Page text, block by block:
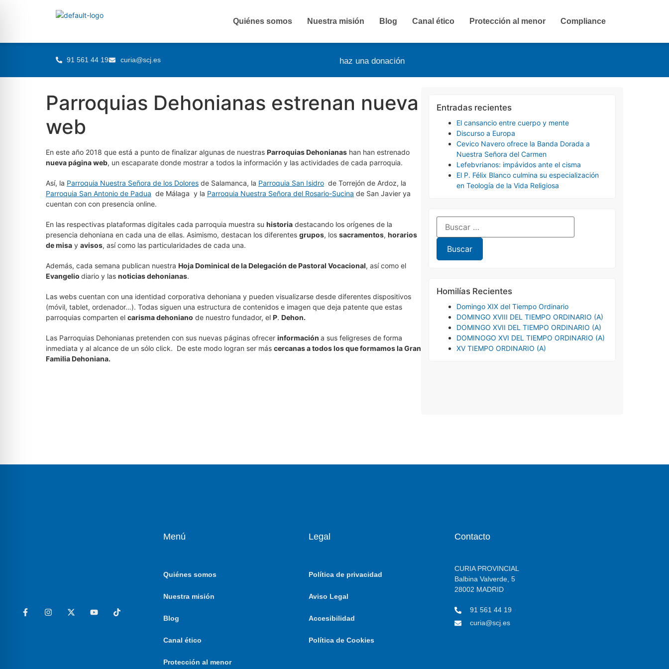
91 561 44 19 curia@scj.es haz una donación
Quiénes somos Nuestra misión Blog Canal ético Protección al menor Compliance
Parroquias Dehonianas estrenan nueva
web
En este año 2018 que está a punto de finalizar algunas de nuestras Parroquias Dehonianas han han estrenado
nueva página web, un escaparate donde mostrar a todos la información y las actividades de cada parroquia.
Así, la Parroquia Nuestra Señora de los Dolores de Salamanca, la Parroquia San Isidro de Torrejón de Ardoz, la
Parroquia San Antonio de Padua de Málaga y la Parroquia Nuestra Señora del Rosario-Sucina de San Javier ya
cuentan con con presencia online.
En las respectivas plataformas digitales cada parroquia muestra su historia destacando los orígenes de la
presencia dehoniana en cada una de ellas. Asimismo, destacan los diferentes grupos, los sacramentos, horarios
de misa y avisos, así como las particularidades de cada una.
Además, cada semana publican nuestra Hoja Dominical de la Delegación de Pastoral Vocacional, así como el
Evangelio diario y las noticias dehonianas.
Las webs cuentan con una identidad corporativa dehoniana y pueden visualizarse desde diferentes dispositivos
(móvil, tablet, ordenador…). Todas siguen una estructura de contenidos e imagen que deja patente que estas
parroquias comparten el carisma dehoniano de nuestro fundador, el P. Dehon.
Las Parroquias Dehonianas pretenden con sus nuevas páginas ofrecer información a sus feligreses de forma
inmediata y al alcance de un sólo click. De este modo logran ser más cercanas a todos los que formamos la Gran
Familia Dehoniana.
Entradas recientes
El cansancio entre cuerpo y mente
Discurso a Europa
Cevico Navero ofrece la Banda Dorada a
Nuestra Señora del Carmen
Lefebvrianos: impávidos ante el cisma
El P. Félix Blanco culmina su especialización
en Teología de la Vida Religiosa
Homilías Recientes
Domingo XIX del Tiempo Ordinario
DOMINGO XVIII DEL TIEMPO ORDINARIO (A)
DOMINGO XVII DEL TIEMPO ORDINARIO (A)
DOMINOGO XVI DEL TIEMPO ORDINARIO (A)
XV TIEMPO ORDINARIO (A)
Menú
Quiénes somos
Nuestra misión
Blog
Canal ético
Protección al menor
Legal
Política de privacidad
Aviso Legal
Accesibilidad
Política de Cookies
Contacto
CURIA PROVINCIAL
Balbina Valverde, 5
28002 MADRID
91 561 44 19
curia@scj.es